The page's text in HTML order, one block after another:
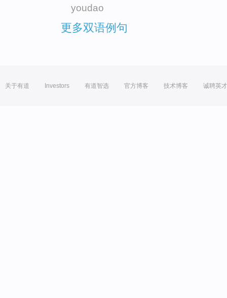
youdao
更多双语例句
关于有道 Investors 有道智选 官方博客 技术博客 诚聘英才